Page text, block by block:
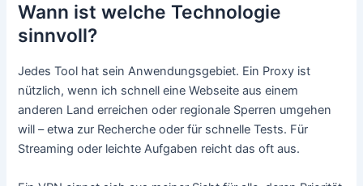
Wann ist welche Technologie
sinnvoll?
Jedes Tool hat sein Anwendungsgebiet. Ein Proxy ist
nützlich, wenn ich schnell eine Webseite aus einem
anderen Land erreichen oder regionale Sperren umgehen
will – etwa zur Recherche oder für schnelle Tests. Für
Streaming oder leichte Aufgaben reicht das oft aus.